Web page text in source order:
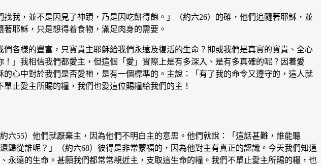
，並不是因見了神蹟，乃是因吃餅得飽。」（約六26）的確，他們追隨著耶穌，並
耶穌，只是想得着食物，滿足肉身的需要。
樣的豐富，只寶貴主耶穌給我們永遠及復活的生命？抑或我們是真實的寶貴、全心
」我相信我們都愛主，但這個「愛」實際上是有多深入、是有多真確的呢？因着愛
心中對於我們是否愛祂，是有一個標準的。主說：「有了我的命令又遵守的，這人就
止愛主所賜的糧，我們也愛這位賜糧給我們的主！
55）他們就厭棄主，因為他們不明白主的意思。他們就說：「這話甚難，誰能聽
從誰呢？」（約六68）彼得是非常蒙福的，因為他對主有真正的認識。今天我們知道
遠的生命。甚願我們都常常親近主，支取這生命的糧。我們不單止愛主所賜的糧，也